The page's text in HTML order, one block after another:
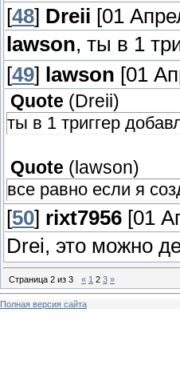
[48] Dreii [01
lawson, ты в 1
[49] lawson [01
Quote ( Dreii)
ты в 1 триггер
Quote ( lawson)
все равно если я
[50] rixt7956 [01
Drei, это можно
Страница 2 из 3 « 1 2 3 »
Полная версия сайта